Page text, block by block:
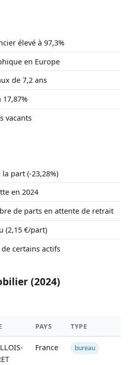
élevé à 97,3%
en Europe
de 7,2 ans
vacants
part (-23,28%)
en 2024
de parts en attente de retrait
(2,15 €/part)
certains actifs
(2024)
PAYS TYPE
France bureau